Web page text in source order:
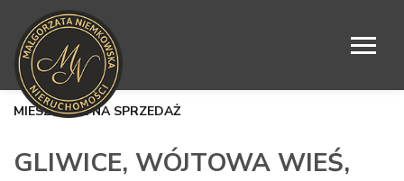
GLIWICE, WÓJTOWA WIEŚ,
MIESZKANIE NA SPRZEDAŻ